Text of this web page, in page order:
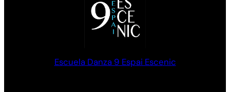
Escuela Danza 9 Espai Escenic